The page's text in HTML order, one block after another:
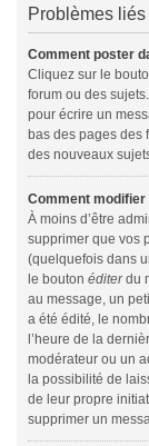
Problèmes
Comment poster
Cliquez sur le
forum ou des
pour écrire un
bas des pages des
des nouveaux
Comment
À moins d’être
supprimer que vos
(quelquefois dans
le bouton éditerdu
au message, un
a été édité, le
l’heure de la
modérateur ou un
la possibilité de
de leur propre
supprimer un